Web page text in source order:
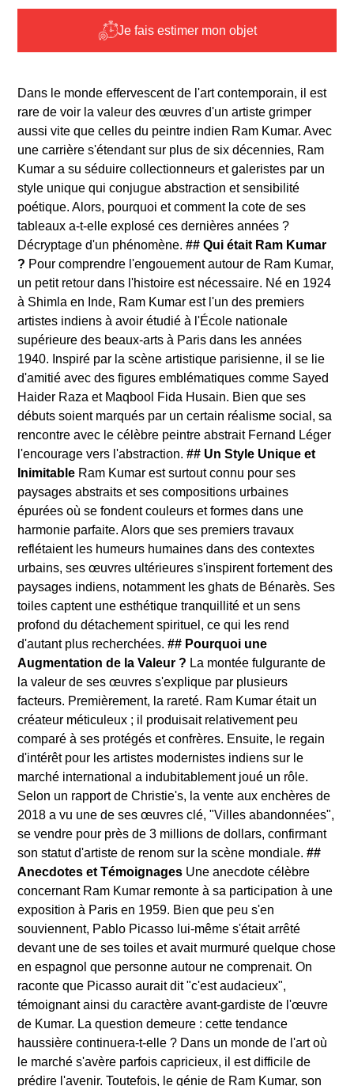
Je fais estimer mon objet
Dans le monde effervescent de l'art contemporain, il est
rare de voir la valeur des œuvres d'un artiste grimper
aussi vite que celles du peintre indien Ram Kumar. Avec
une carrière s'étendant sur plus de six décennies, Ram
Kumar a su séduire collectionneurs et galeristes par un
style unique qui conjugue abstraction et sensibilité
poétique. Alors, pourquoi et comment la cote de ses
tableaux a-t-elle explosé ces dernières années ?
Décryptage d'un phénomène.## Qui était Ram Kumar
? Pour comprendre l'engouement autour de Ram Kumar,
un petit retour dans l'histoire est nécessaire. Né en 1924
à Shimla en Inde, Ram Kumar est l'un des premiers
artistes indiens à avoir étudié à l'École nationale
supérieure des beaux-arts à Paris dans les années
1940. Inspiré par la scène artistique parisienne, il se lie
d'amitié avec des figures emblématiques comme Sayed
Haider Raza et Maqbool Fida Husain. Bien que ses
débuts soient marqués par un certain réalisme social, sa
rencontre avec le célèbre peintre abstrait Fernand Léger
l'encourage vers l'abstraction.## Un Style Unique et
Inimitable Ram Kumar est surtout connu pour ses
paysages abstraits et ses compositions urbaines
épurées où se fondent couleurs et formes dans une
harmonie parfaite. Alors que ses premiers travaux
reflétaient les humeurs humaines dans des contextes
urbains, ses œuvres ultérieures s'inspirent fortement des
paysages indiens, notamment les ghats de Bénarès. Ses
toiles captent une esthétique tranquillité et un sens
profond du détachement spirituel, ce qui les rend
d'autant plus recherchées.## Pourquoi une
Augmentation de la Valeur ? La montée fulgurante de
la valeur de ses œuvres s'explique par plusieurs
facteurs. Premièrement, la rareté. Ram Kumar était un
créateur méticuleux ; il produisait relativement peu
comparé à ses protégés et confrères. Ensuite, le regain
d'intérêt pour les artistes modernistes indiens sur le
marché international a indubitablement joué un rôle.
Selon un rapport de Christie's, la vente aux enchères de
2018 a vu une de ses œuvres clé, "Villes abandonnées",
se vendre pour près de 3 millions de dollars, confirmant
son statut d'artiste de renom sur la scène mondiale.##
Anecdotes et Témoignages Une anecdote célèbre
concernant Ram Kumar remonte à sa participation à une
exposition à Paris en 1959. Bien que peu s'en
souviennent, Pablo Picasso lui-même s'était arrêté
devant une de ses toiles et avait murmuré quelque chose
en espagnol que personne autour ne comprenait. On
raconte que Picasso aurait dit "c'est audacieux",
témoignant ainsi du caractère avant-gardiste de l'œuvre
de Kumar. La question demeure : cette tendance
haussière continuera-t-elle ? Dans un monde de l'art où
le marché s'avère parfois capricieux, il est difficile de
prédire l'avenir. Toutefois, le génie de Ram Kumar, son